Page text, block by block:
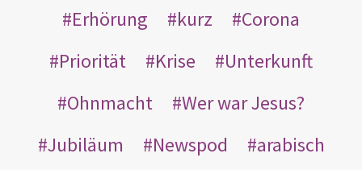
Erhörung
kurz
Corona
Priorität
Krise
Unterkunft
Ohnmacht
Wer war Jesus?
Jubiläum
Newspod
arabisch